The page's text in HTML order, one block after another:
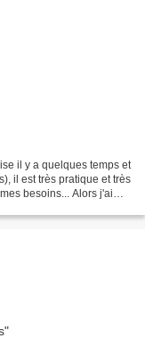
il y a quelques temps et
il est très pratique et très
besoins... Alors j'ai